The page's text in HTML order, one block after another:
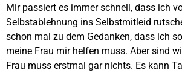
Mir passiert es immer schnell, dass ich
Selbstablehnung ins Selbstmitleid
schon mal zu dem Gedanken, dass ich
meine Frau mir helfen muss. Aber sind
Frau muss erstmal gar nichts. Es kann